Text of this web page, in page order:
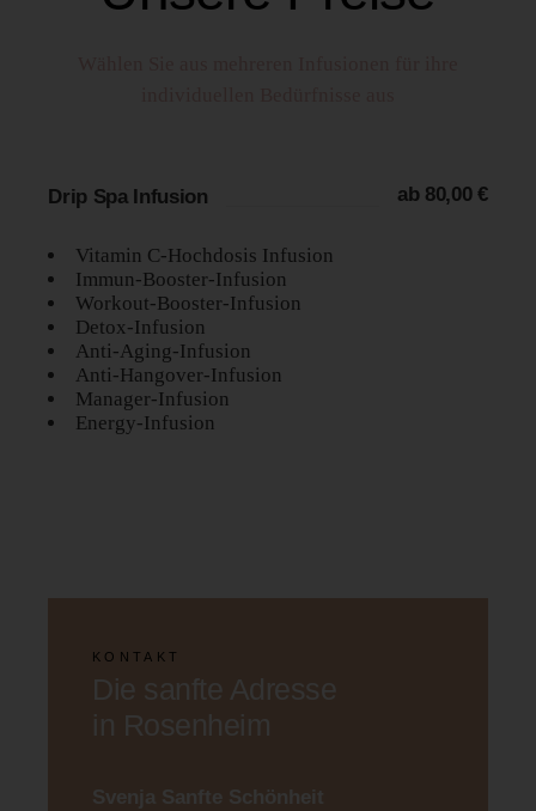
Drip Spa Infusion​​ ab 80,00 €​
Vitamin C-Hochdosis Infusion
Immun-Booster-Infusion
Workout-Booster-Infusion
Detox-Infusion
Anti-Aging-Infusion
Anti-Hangover-Infusion
Manager-Infusion
Energy-Infusion
KONTAKT
Die sanfte Adresse
in Rosenheim
Svenja Sanfte Schönheit